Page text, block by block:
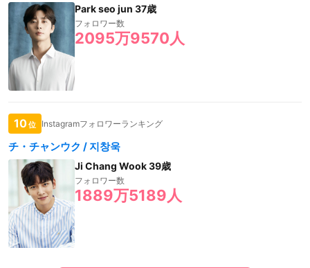
Park seo jun 37歳
フォロワー数
2095万9570人
10位 Instagramフォロワーランキング
チ・チャンウク / 지창욱
Ji Chang Wook 39歳
フォロワー数
1889万5189人